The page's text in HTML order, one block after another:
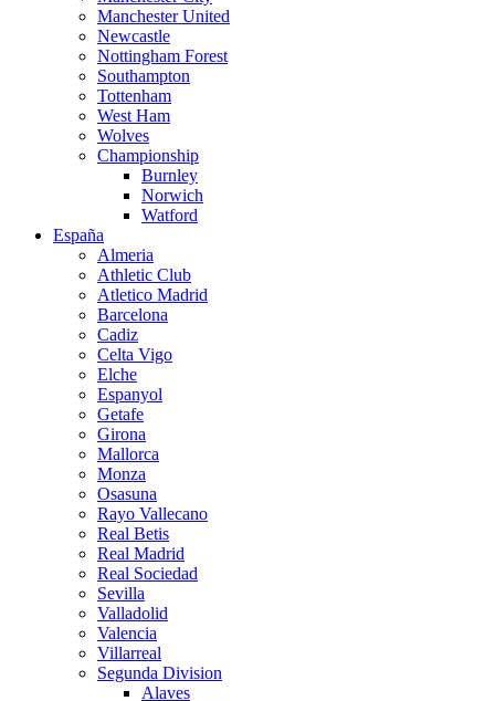
Manchester United
Newcastle
Nottingham Forest
Southampton
Tottenham
West Ham
Wolves
Championship
Burnley
Norwich
Watford
España
Almeria
Athletic Club
Atletico Madrid
Barcelona
Cadiz
Celta Vigo
Elche
Espanyol
Getafe
Girona
Mallorca
Monza
Osasuna
Rayo Vallecano
Real Betis
Real Madrid
Real Sociedad
Sevilla
Valladolid
Valencia
Villarreal
Segunda Division
Alaves